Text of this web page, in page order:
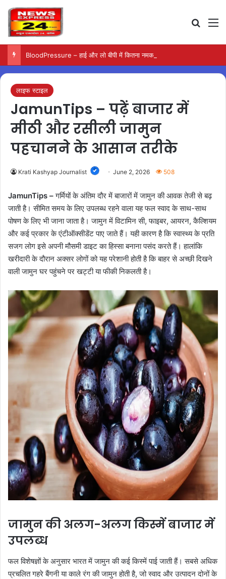
लाइफ स्टाइल
JamunTips – पढ़ें बाजार में
मीठी और रसीली जामुन
पहचानने के आसान तरीके
Krati Kashyap Journalist June 2, 2026 508
JamunTips –गर्मियों के अंतिम दौर में बाजारों में जामुन की आवक तेजी से बढ़
जाती है। सीमित समय के लिए उपलब्ध रहने वाला यह फल स्वाद के साथ-साथ
पोषण के लिए भी जाना जाता है। जामुन में विटामिन सी, फाइबर, आयरन, कैल्शियम
और कई प्रकार के एंटीऑक्सीडेंट पाए जाते हैं। यही कारण है कि स्वास्थ्य के प्रति
सजग लोग इसे अपनी मौसमी डाइट का हिस्सा बनाना पसंद करते हैं। हालांकि
खरीदारी के दौरान अक्सर लोगों को यह परेशानी होती है कि बाहर से अच्छी दिखने
वाली जामुन घर पहुंचने पर खट्टी या फीकी निकलती है।
जामुन की अलग-अलग किस्में बाजार में
उपलब्ध
फल विशेषज्ञों के अनुसार भारत में जामुन की कई किस्में पाई जाती हैं। सबसे अधिक
प्रचलित गहरे बैंगनी या काले रंग की जामुन होती है, जो स्वाद और उत्पादन दोनों के